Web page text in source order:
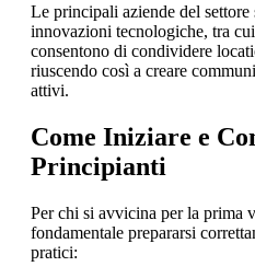
Le principali aziende del settore
innovazioni tecnologiche, tra
consentono di condividere
riuscendo così a creare
attivi.
Come Iniziare e
Principianti
Per chi si avvicina per la prima
fondamentale prepararsi
pratici: